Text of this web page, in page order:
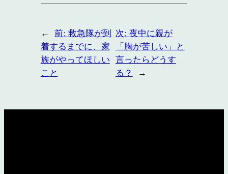
← 前: 救急隊が到
着するまでに、家
族がやってほしい
こと
次: 夜中に親が
「胸が苦しい」と
言ったらどうす
る？
→